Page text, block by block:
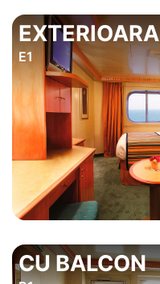
EXTERIOARA
E1
CU BALCON